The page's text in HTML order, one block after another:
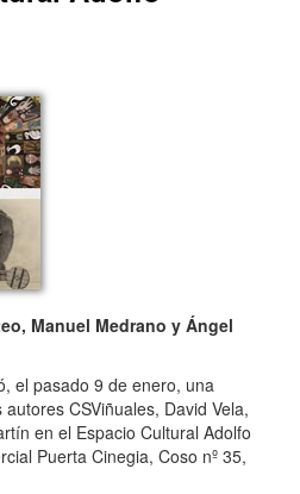
Manuel Medrano y Ángel
el pasado 9 de enero, una
CSViñuales, David Vela,
en el Espacio Cultural Adolfo
Puerta Cinegia, Coso nº 35,